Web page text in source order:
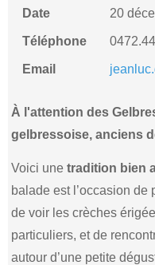
Date 20
Téléphone
Email
À l'attention des
gelbressoise, anciens
Voici une tradition bien
balade est l’occasion de
de voir les crèches
particuliers, et de
autour d’une petite